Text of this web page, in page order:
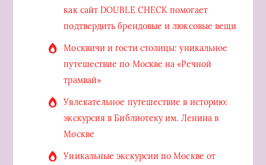
как сайт DOUBLE CHECK помогает
подтвердить брендовые и люксовые вещи
Москвичи и гости столицы: уникальное
путешествие по Москве на «Речной
трамвай»
Увлекательное путешествие в историю:
экскурсия в Библиотеку им. Ленина в
Москве
Уникальные экскурсии по Москве от